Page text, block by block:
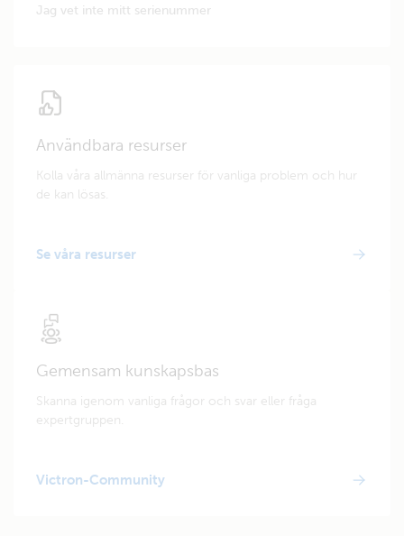
Jag vet inte mitt serienummer
Användbara resurser
Kolla våra allmänna resurser för vanliga problem och hur
de kan lösas.
Se våra resurser
Gemensam kunskapsbas
Skanna igenom vanliga frågor och svar eller fråga
expertgruppen.
Victron-Community